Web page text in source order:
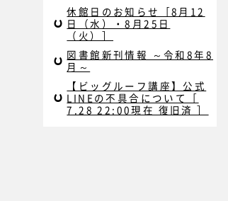
休館日のお知らせ［8月12
日（水）・8月25日
（火）］
図書館新刊情報 ～令和8年8
月～
【ビッグルーフ講座】公式
LINEの不具合について［
7.28 22:00現在 復旧済 ］